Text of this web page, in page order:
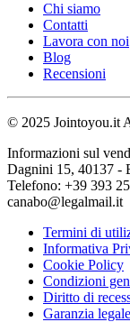
Chi siamo
Contatti
Lavora con noi
Blog
Recensioni
© 2025 Jointoyou.it
Informazioni sul
Dagnini 15, 40137 -
Telefono: ‪+39 393
canabo@legalmail.it
Termini di
Informativa
Cookie Policy
Condizioni
Diritto di
Garanzia